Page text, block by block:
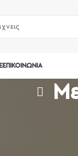
ΕΠΙΚΟΙΝΩΝΊΑ